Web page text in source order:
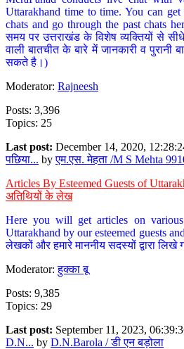
Uttarakhand time to time. You can
chats and go through the past chats
समय पर उत्तराखंड के विशेष व्यक्तियों से
वाली बातचीत के बारे में जानकारी व पुरानी
सकते है।)
Moderator: Rajneesh
Posts: 3,396
Topics: 25
Last post: December 14, 2020,
पछिया... byएम.एस. मेहता /M S Mehta
Articles By Esteemed Guests of
अतिथियों के लेख
Here you will get articles on
Uttarakhand by our esteemed guests
लेखकों और हमारे माननीय सदस्यों द्वारा
Moderator:हुक्का बू
Posts: 9,385
Topics: 29
Last post: September 11, 2023,
D.N... by D.N.Barola / डी एन बड़ोला